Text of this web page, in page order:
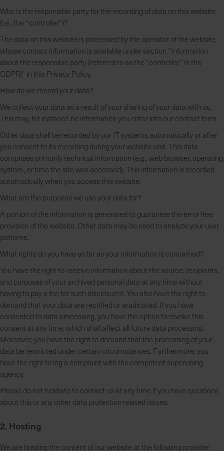
Who is the responsible party for the recording of data on this website
(i.e., the “controller”)?
The data on this website is processed by the operator of the website,
whose contact information is available under section “Information
about the responsible party (referred to as the “controller” in the
GDPR)” in this Privacy Policy.
How do we record your data?
We collect your data as a result of your sharing of your data with us.
This may, for instance be information you enter into our contact form.
Other data shall be recorded by our IT systems automatically or after
you consent to its recording during your website visit. This data
comprises primarily technical information (e.g., web browser, operating
system, or time the site was accessed). This information is recorded
automatically when you access this website.
What are the purposes we use your data for?
A portion of the information is generated to guarantee the error free
provision of the website. Other data may be used to analyze your user
patterns.
What rights do you have as far as your information is concerned?
You have the right to receive information about the source, recipients,
and purposes of your archived personal data at any time without
having to pay a fee for such disclosures. You also have the right to
demand that your data are rectified or eradicated. If you have
consented to data processing, you have the option to revoke this
consent at any time, which shall affect all future data processing.
Moreover, you have the right to demand that the processing of your
data be restricted under certain circumstances. Furthermore, you
have the right to log a complaint with the competent supervising
agency.
Please do not hesitate to contact us at any time if you have questions
about this or any other data protection related issues.
2. Hosting
We are hosting the content of our website at the following provider: